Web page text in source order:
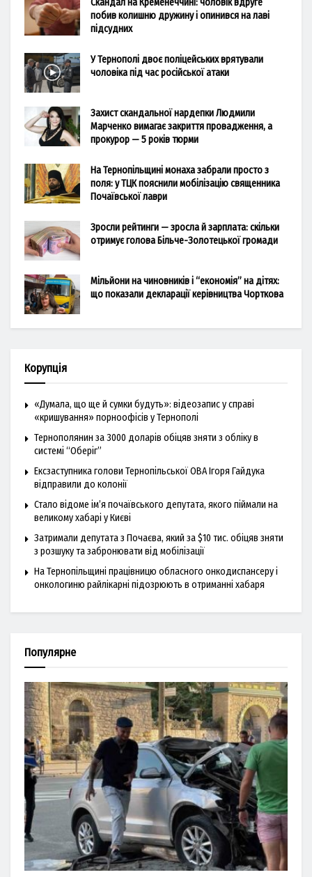
побив колишню дружину і опинився на лаві
підсудних
У Тернополі двоє поліцейських врятували
чоловіка під час російської атаки
Захист скандальної нардепки Людмили
Марченко вимагає закриття провадження, а
прокурор — 5 років тюрми
На Тернопільщині монаха забрали просто з
поля: у ТЦК пояснили мобілізацію священника
Почаївської лаври
Зросли рейтинги — зросла й зарплата: скільки
отримує голова Більче-Золотецької громади
Мільйони на чиновників і “економія” на дітях:
що показали декларації керівництва Чорткова
Корупція
«Думала, що ще й сумки будуть»: відеозапис у справі
«кришування» порноофісів у Тернополі
Тернополянин за 3000 доларів обіцяв зняти з обліку в
системі “Оберіг”
Ексзаступника голови Тернопільської ОВА Ігоря Гайдука
відправили до колонії
Стало відоме ім’я почаївського депутата, якого піймали на
великому хабарі у Києві
Затримали депутата з Почаєва, який за $10 тис. обіцяв зняти
з розшуку та забронювати від мобілізації
На Тернопільщині працівницю обласного онкодиспансеру і
онкологиню райлікарні підозрюють в отриманні хабаря
Популярне